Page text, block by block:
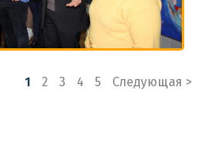
1 2 3 4 5 Следующая >